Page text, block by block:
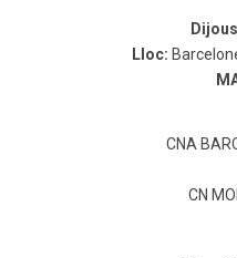
Lloc:
CNA
CN